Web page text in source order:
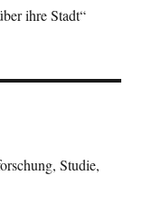
ihre Stadt“
Studie,